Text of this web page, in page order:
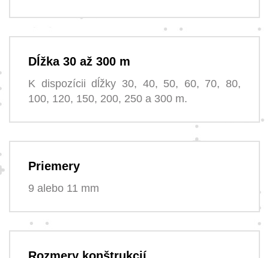
Dĺžka 30 až 300 m
K dispozícii dĺžky 30, 40, 50, 60, 70, 80,
100, 120, 150, 200, 250 a 300 m.
Priemery
9 alebo 11 mm